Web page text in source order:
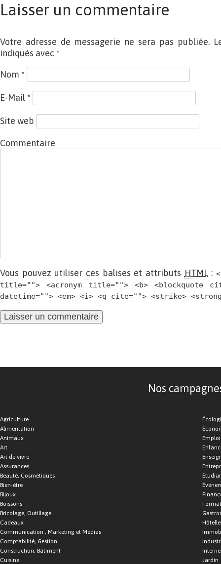
Laisser un commentaire
Votre adresse de messagerie ne sera pas publiée.
indiqués avec *
Nom *
E-Mail *
Site web
Commentaire
Vous pouvez utiliser ces balises et attributs HTML:
title=""> <acronym title=""> <b> <blockquote
datetime=""> <em> <i> <q cite=""> <strike>
Nos
Agriculture
Alimentation
Animaux
Art
Art de vivre
Assurances
Beauté, Cosmétiques
Bien-être
Bijoux
Boissons
Bricolage, Outillage
Cadeaux
Communication , Marketing et Médias
Comptabilité, Gestion
Construction, Bâtiment
Cuisine
Emploi
Jardin